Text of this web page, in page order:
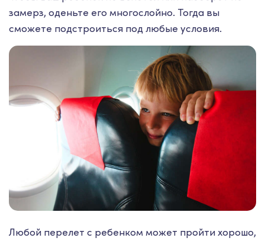
замерз, оденьте его многослойно. Тогда вы
сможете подстроиться под любые условия.
Любой перелет с ребенком может пройти хорошо,